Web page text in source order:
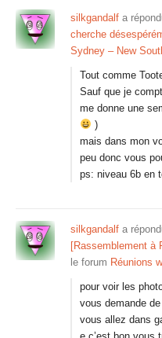
silkgandalf a
cherche
Sydney – New
Tout comme
Sauf que je
me donne une
)
mais dans mon
peu donc vous
ps: niveau 6b en
silkgandalf a
[Rassemblement à
le forum Réunions
pour voir les
vous demande
vous allez dans